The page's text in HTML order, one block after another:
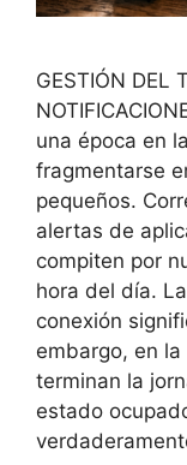
GESTIÓN DEL
una época en
fragmentarse
pequeños.
alertas de
compiten por
hora del día.
conexión
embargo, en
terminan la
estado